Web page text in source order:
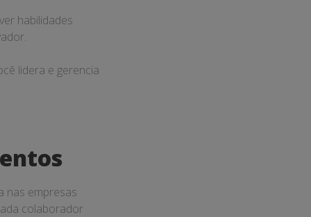
habilidades
lidera e gerencia
nas empresas
colaborador